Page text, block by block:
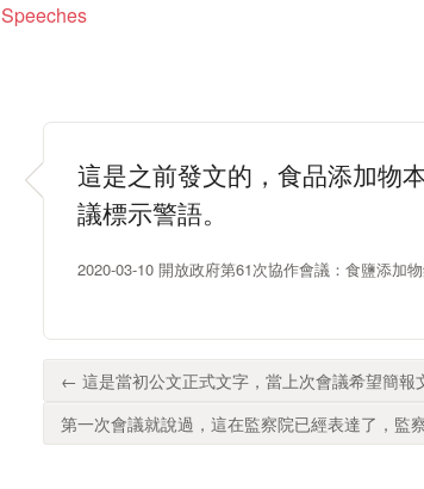
Speeches
這是之前發文的，食品添加物
議標示警語。
2020-03-10 開放政府第61次協作會議：食鹽添加
← 這是當初公文正式文字，當上次會議希望簡報
第一次會議就說過，這在監察院已經表達了，監